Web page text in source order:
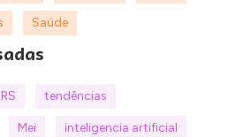
Saúde
tendências
Mei inteligencia artificial